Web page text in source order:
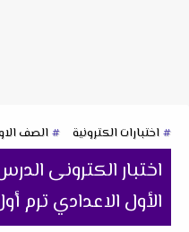
اختبارات الكترونية الصف
اختبار الكترونى
الأول الاعدادي ترم أول 2023 مستر سيد